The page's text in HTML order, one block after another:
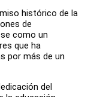
histórico de la
de
como un
que ha
por más de un
del